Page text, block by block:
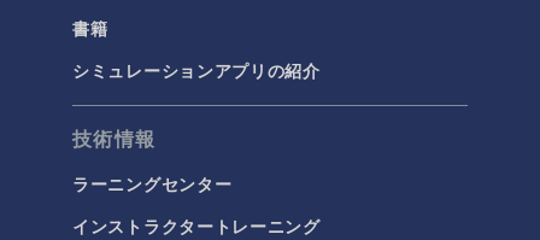
書籍
シミュレーションアプリの紹介
技術情報
ラーニングセンター
インストラクタートレーニング